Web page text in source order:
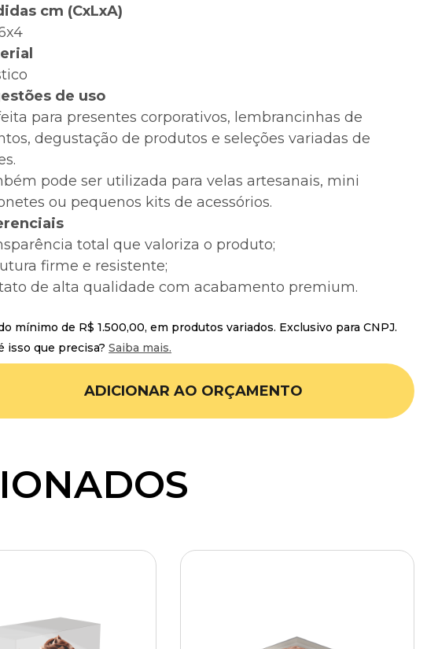
cm (CxLxA)
de uso
para presentes corporativos, lembrancinhas de
degustação de produtos e seleções variadas de
pode ser utilizada para velas artesanais, mini
ou pequenos kits de acessórios.
total que valoriza o produto;
firme e resistente;
de alta qualidade com acabamento premium.
mínimo de R$ 1.500,00, em produtos variados. Exclusivo para CNPJ.
isso que precisa?Saiba mais.
ADICIONAR AO ORÇAMENTO